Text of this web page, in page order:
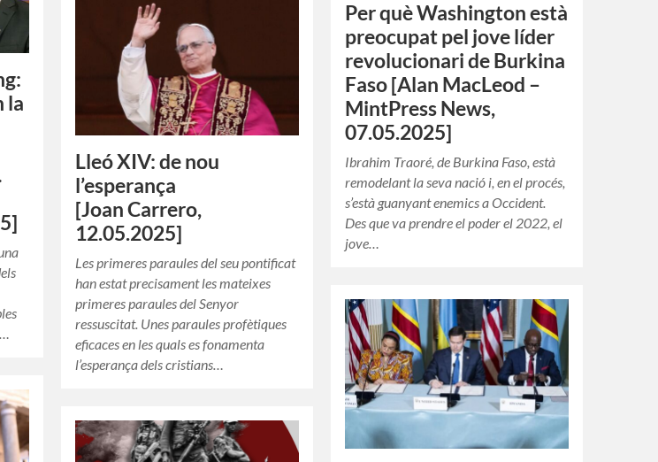
Per què Washington està
preocupat pel jove líder
revolucionari de Burkina
Faso [Alan MacLeod –
MintPress News,
07.05.2025]
Ibrahim Traoré, de Burkina Faso, està
remodelant la seva nació i, en el procés,
s’està guanyant enemics a Occident.
Des que va prendre el poder el 2022, el
jove…
la
Lleó XIV: de nou
l’esperança
[Joan Carrero,
12.05.2025]
Les primeres paraules del seu pontificat
han estat precisament les mateixes
primeres paraules del Senyor
ressuscitat. Unes paraules profètiques
eficaces en les quals es fonamenta
l’esperança dels cristians…